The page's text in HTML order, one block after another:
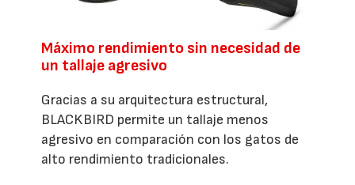
Máximo rendimiento sin necesidad de
un tallaje agresivo
Gracias a su arquitectura estructural,
BLACKBIRD permite un tallaje menos
agresivo en comparación con los gatos de
alto rendimiento tradicionales.